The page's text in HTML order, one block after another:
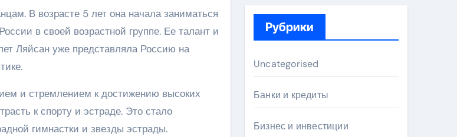
В возрасте 5 лет она начала заниматься
в своей возрастной группе. Ее талант и
Ляйсан уже представляла Россию на
и стремлением к достижению высоких
к спорту и эстраде. Это стало
гимнастки и звезды эстрады.
Рубрики
Uncategorised
Банки и кредиты
Бизнес и инвестиции